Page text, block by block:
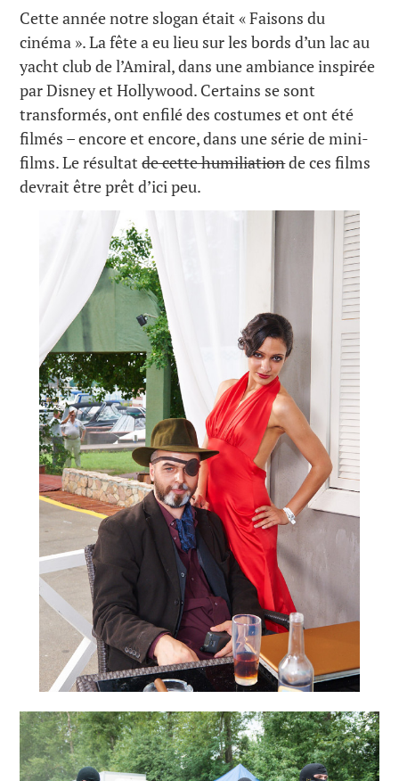
Cette année notre slogan était « Faisons du
cinéma ». La fête a eu lieu sur les bords d’un lac au
yacht club de l’Amiral, dans une ambiance inspirée
par Disney et Hollywood. Certains se sont
transformés, ont enfilé des costumes et ont été
filmés – encore et encore, dans une série de mini-
films. Le résultatde cette humiliationde ces films
devrait être prêt d’ici peu.